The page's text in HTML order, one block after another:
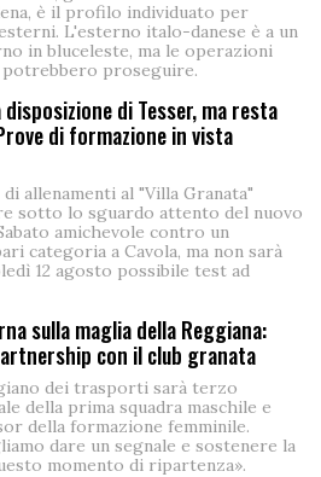
è il profilo individuato per
L'esterno italo-danese è a un
in bluceleste, ma le operazioni
proseguire.
di Tesser, ma resta
di formazione in vista
allenamenti al "Villa Granata"
sotto lo sguardo attento del nuovo
amichevole contro un
categoria a Cavola, ma non sarà
12 agosto possibile test ad
sulla maglia della Reggiana:
con il club granata
dei trasporti sarà terzo
della prima squadra maschile e
della formazione femminile.
dare un segnale e sostenere la
momento di ripartenza».